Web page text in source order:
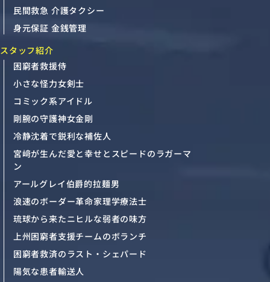
民間救急 介護タクシー
身元保証 金銭管理
スタッフ紹介
困窮者救援侍
小さな怪力女剣士
コミック系アイドル
剛腕の守護神女金剛
冷静沈着で鋭利な補佐人
宮﨑が生んだ愛と幸せとスピードのラガーマ
ン
アールグレイ伯爵的拉麺男
浪速のボーダー革命家理学療法士
琉球から来たニヒルな弱者の味方
上州困窮者支援チームのボランチ
困窮者救済のラスト・シェパード
陽気な患者輸送人